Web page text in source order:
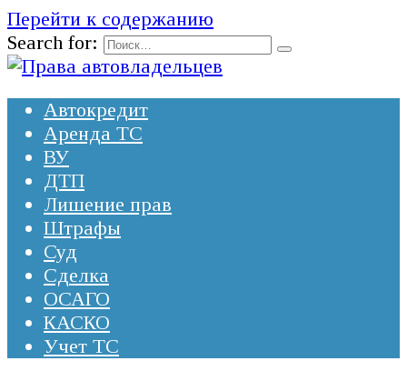
Перейти к содержанию
Search for:
Автокредит
Аренда ТС
ВУ
ДТП
Лишение прав
Штрафы
Суд
Сделка
ОСАГО
КАСКО
Учет ТС